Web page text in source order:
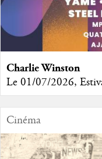
Charlie Winston
Le 01/07/2026,
Cinéma